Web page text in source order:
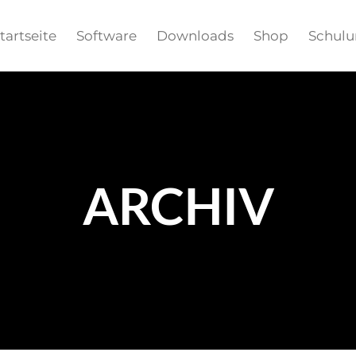
Software Downloads Shop
ARCHIV